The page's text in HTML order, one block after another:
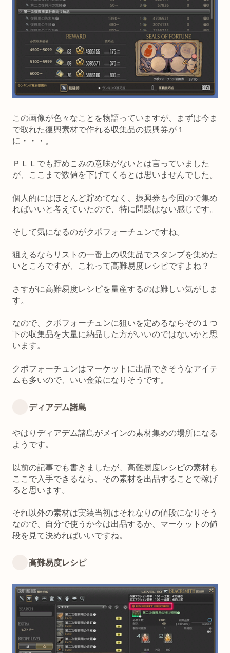
この画像が色々なことを物語っていますが、まずは今ま
で取れた復興素材で作れる収集品の振興券が１
に・・・。
ＰＬＬでも貯めこみの意味がないとは言っていました
が、ここまで数値を下げてくるとは思いませんでした。
個人的にはほとんど貯めてなく、振興券も今回ので集め
ればいいと考えていたので、特に問題はない感じです。
そして気になるのがクポフォーチュンですね。
狙えるならリストの一番上の収集品でスタンプを集めた
いところですが、これって高難易度レシピですよね？
さすがに高難易度レシピを量産するのは難しい気がしま
す。
なので、クポフォーチュンに狙いを定めるならその１つ
下の収集品を大量に納品した方がいいのではないかと思
います。
クポフォーチュンはマーケットに出品できそうなアイテ
ムも多いので、いい金策になりそうです。
ディアデム諸島
やはりディアデム諸島がメインの素材集めの場所になる
ようです。
以前の記事でも書きましたが、高難易度レシピの素材も
ここで入手できるなら、その素材を出品することで稼げ
ると思います。
それ以外の素材は実装当初はそれなりの値段になりそう
なので、自分で使うか今は出品するか、マーケットの値
段を見て決めればいいですね。
高難易度レシピ